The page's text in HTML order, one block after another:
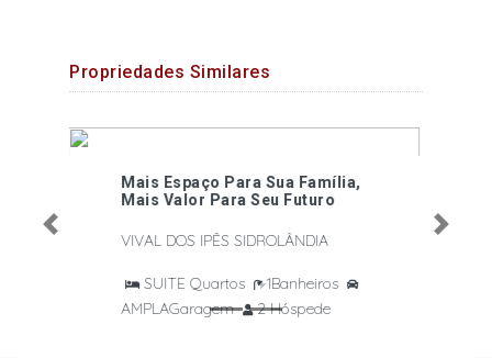
Propriedades Similares
VENDIDO- ALTO DA FIGUEIRA
AMPLAGaragem
2 Hóspede
Anterior Próximo